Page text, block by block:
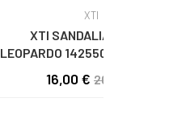
XTI
XTI SANDALIA MUJER
LEOPARDO 142550 MULTICOLOR
16,00 € 20,00 €